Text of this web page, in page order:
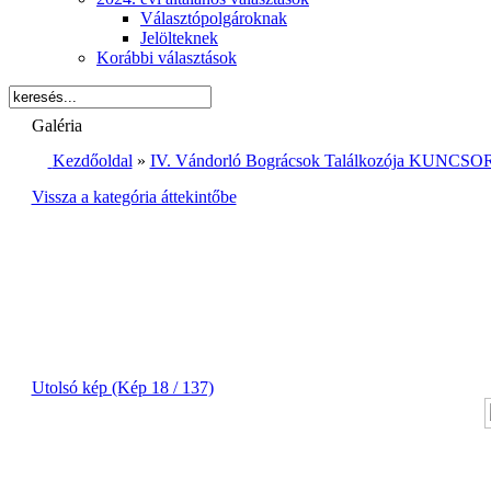
Választópolgároknak
Jelölteknek
Korábbi választások
Galéria
Kezdőoldal » IV. Vándorló Bográcsok Találkozója
Vissza a kategória áttekintőbe
Utolsó kép (Kép 18 / 137)